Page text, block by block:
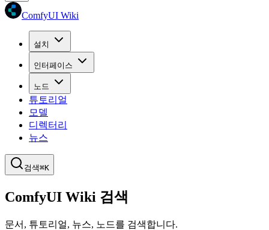
ComfyUI Wiki
설치
인터페이스
노드
튜토리얼
모델
디렉터리
뉴스
검색⌘K
ComfyUI Wiki 검색
문서, 튜토리얼, 뉴스, 노드를 검색합니다.